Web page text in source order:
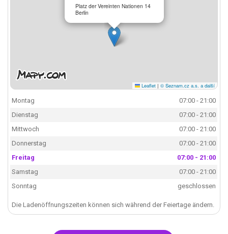
Platz der Vereinten Nationen 14
Berlin
Leaflet | © Seznam.cz a.s. a další
Montag
07:00 - 21:00
Dienstag
07:00 - 21:00
Mittwoch
07:00 - 21:00
Donnerstag
07:00 - 21:00
Freitag
07:00 - 21:00
Samstag
07:00 - 21:00
Sonntag
geschlossen
Die Ladenöffnungszeiten können sich während der Feiertage ändern.